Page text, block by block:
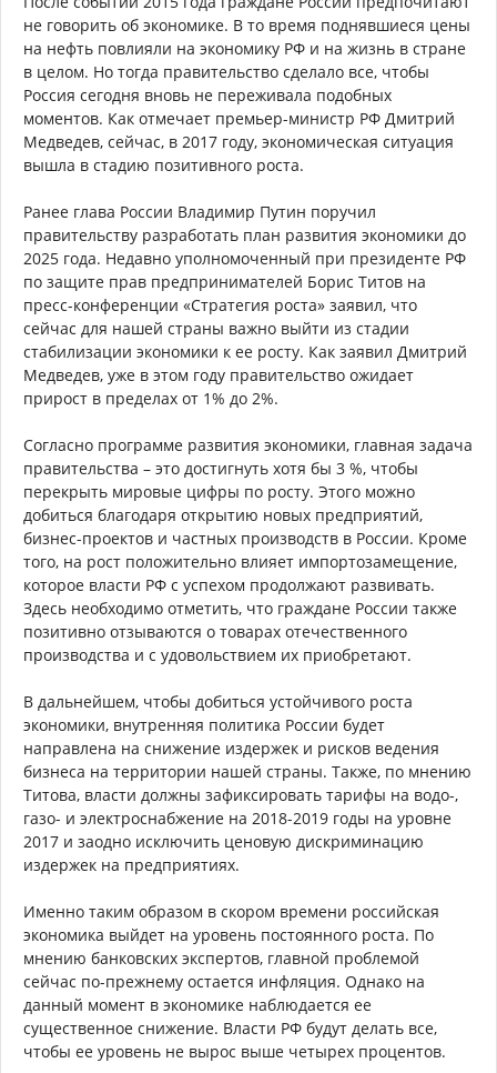
не говорить об экономике. В то время поднявшиеся цены
на нефть повлияли на экономику РФ и на жизнь в стране
в целом. Но тогда правительство сделало все, чтобы
Россия сегодня вновь не переживала подобных
моментов. Как отмечает премьер-министр РФ Дмитрий
Медведев, сейчас, в 2017 году, экономическая ситуация
вышла в стадию позитивного роста.
Ранее глава России Владимир Путин поручил
правительству разработать план развития экономики до
2025 года. Недавно уполномоченный при президенте РФ
по защите прав предпринимателей Борис Титов на
пресс-конференции «Стратегия роста» заявил, что
сейчас для нашей страны важно выйти из стадии
стабилизации экономики к ее росту. Как заявил Дмитрий
Медведев, уже в этом году правительство ожидает
прирост в пределах от 1% до 2%.
Согласно программе развития экономики, главная задача
правительства – это достигнуть хотя бы 3 %, чтобы
перекрыть мировые цифры по росту. Этого можно
добиться благодаря открытию новых предприятий,
бизнес-проектов и частных производств в России. Кроме
того, на рост положительно влияет импортозамещение,
которое власти РФ с успехом продолжают развивать.
Здесь необходимо отметить, что граждане России также
позитивно отзываются о товарах отечественного
производства и с удовольствием их приобретают.
В дальнейшем, чтобы добиться устойчивого роста
экономики, внутренняя политика России будет
направлена на снижение издержек и рисков ведения
бизнеса на территории нашей страны. Также, по мнению
Титова, власти должны зафиксировать тарифы на водо-,
газо- и электроснабжение на 2018-2019 годы на уровне
2017 и заодно исключить ценовую дискриминацию
издержек на предприятиях.
Именно таким образом в скором времени российская
экономика выйдет на уровень постоянного роста. По
мнению банковских экспертов, главной проблемой
сейчас по-прежнему остается инфляция. Однако на
данный момент в экономике наблюдается ее
существенное снижение. Власти РФ будут делать все,
чтобы ее уровень не вырос выше четырех процентов.